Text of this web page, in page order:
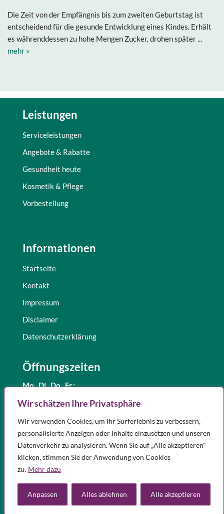
Wir schätzen Ihre Privatsphäre
Wir verwenden Cookies, um Ihr Surferlebnis zu verbessern,
personalisierte Anzeigen oder Inhalte einzusetzen und unseren
Datenverkehr zu analysieren. Wenn Sie auf „Alle akzeptieren"
klicken, stimmen Sie der Anwendung von Cookies
zu. Mehr dazu
Anpassen Alles ablehnen Alle akzeptieren
Die Zeit von der Empfängnis bis zum zweiten Geburtstag ist
entscheidend für die gesunde Entwicklung eines Kindes. Erhält
es währenddessen zu hohe Mengen Zucker, drohen später ...
mehr »
Leistungen
Serviceleistungen
Angebote & Rabatte
Gesundheit heute
Kosmetik & Pflege
Vorbestellung
Informationen
Startseite
Kontakt
Impressum
Disclaimer
Datenschutzerklärung
Öffnungszeiten
Mo., Di.,Do., Fr.:
und 15.00 – 18.00 Uhr
Mittwoch:8.30 – 12.30 Uhr
Samstag:9.00 – 12.00 Uhr
Notdienst
Apotheken in Ihrer Nähe, die Notdienst haben, finden Sie